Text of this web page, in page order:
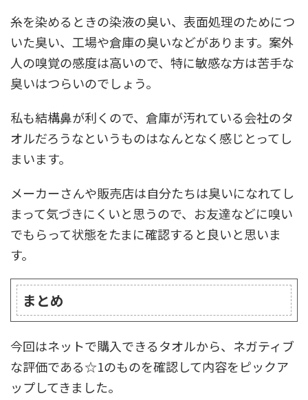
糸を染めるときの染液の臭い、表面処理のためにつ
いた臭い、工場や倉庫の臭いなどがあります。案外
人の嗅覚の感度は高いので、特に敏感な方は苦手な
臭いはつらいのでしょう。
私も結構鼻が利くので、倉庫が汚れている会社のタ
オルだろうなというものはなんとなく感じとってし
まいます。
メーカーさんや販売店は自分たちは臭いになれてし
まって気づきにくいと思うので、お友達などに嗅い
でもらって状態をたまに確認すると良いと思いま
す。
まとめ
今回はネットで購入できるタオルから、ネガティブ
な評価である☆1のものを確認して内容をピックア
ップしてきました。